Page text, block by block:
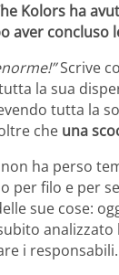
Kolors ha
aver concluso
Scrive
la sua
tutta la
che una
ha perso
per filo e per
sue cose:
i responsabili.